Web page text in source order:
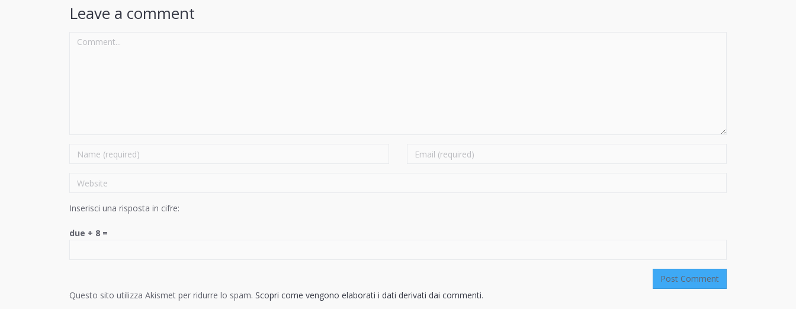
Leave a comment
Comment...
Name Email
Website
Inserisci una risposta in cifre:
due + 8 =
Questo sito utilizza Akismet per ridurre lo spam. Scopri come vengono elaborati i dati derivati dai commenti.